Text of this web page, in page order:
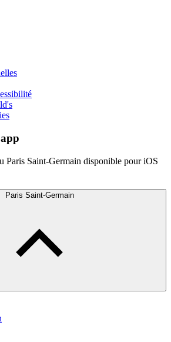
Paris Saint-Germain disponible pour iOS
Paris Saint-Germain